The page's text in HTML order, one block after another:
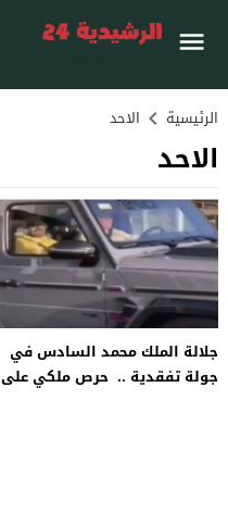
الرئيسية الاحد
الاحد
جلالة الملك محمد السادس في
جولة تفقدية .. حرص ملكي على